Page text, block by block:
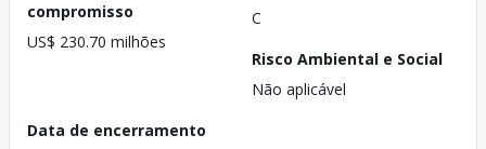
compromisso
US$ 230.70 milhões
C
Risco Ambiental e Social
Não aplicável
Data de encerramento